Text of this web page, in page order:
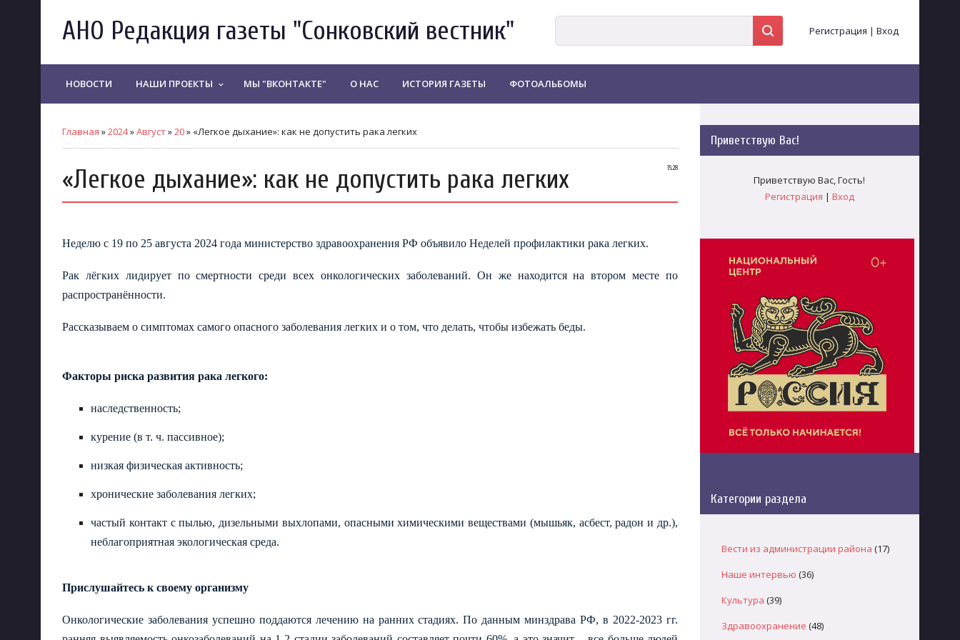
АНО Редакция газеты "Сонковский вестник" Регистрация | Вход
НОВОСТИ НАШИ ПРОЕКТЫ keyboard_arrow_down МЫ "ВКОНТАКТЕ" О НАС ИСТОРИЯ ГАЗЕТЫ ФОТОАЛЬБОМЫ
Главная »2024»Август»20» «Легкое дыхание»: как не допустить рака легких
15:28
«Легкое дыхание»: как не допустить рака легких
Неделю с 19 по 25 августа 2024 года министерство здравоохранения РФ объявило Неделей профилактики рака легких.
Рак лёгких лидирует по смертности среди всех онкологических заболеваний. Он же находится на втором месте по
распространённости.
Рассказываем о симптомах самого опасного заболевания легких и о том, что делать, чтобы избежать беды.
Факторы риска развития рака легкого:
наследственность;
курение (в т. ч. пассивное);
низкая физическая активность;
хронические заболевания легких;
частый контакт с пылью, дизельными выхлопами, опасными химическими веществами (мышьяк, асбест, радон и др.),
неблагоприятная экологическая среда.
Прислушайтесь к своему организму
Онкологические заболевания успешно поддаются лечению на ранних стадиях. По данным минздрава РФ, в 2022-2023 гг.
Приветствую Вас!
Приветствую Вас,Гость!
Регистрация | Вход
Категории раздела
Вести из администрации района (17)
Наше интервью (36)
Культура (39)
Здравоохранение (48)